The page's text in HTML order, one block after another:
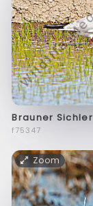
Brauner Sichler
f75347
Zoom